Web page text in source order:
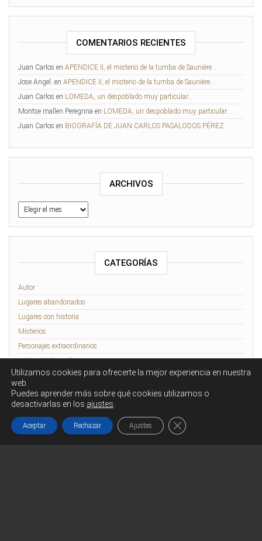
COMENTARIOS RECIENTES
Juan Carlos en APENDICE II, el misterio de la tumba de Saunière…
Jose Angel. en APENDICE II, el misterio de la tumba de Saunière…
Juan Carlos en LOMEDA, un despoblado muy particular…
Montse mallen Peregrina en LOMEDA, un despoblado muy particular…
Juan Carlos en BIOGRAFÍA DE JUAN CARLOS PASALODOS PÉREZ
ARCHIVOS
Archivos
CATEGORÍAS
Autor
Lugares abandonados
Lugares con historia
Misterios
Personajes extraordinarios
Relatos de lo Insólito
Rennes-le-Château
Funciona gracias a WordPress | Tema: Head Blog
Utilizamos cookies para ofrecerte la mejor experiencia en nuestra
web.
Puedes aprender más sobre qué cookies utilizamos o
desactivarlas en los ajustes
Aceptar Rechazar Ajustes Cerrar el banner de